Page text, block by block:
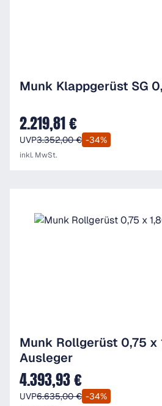
Munk Klappgerüst SG
Verkaufspreis:
2.219,81 €
UVP3.352,00 € -34%
inkl. MwSt.
Munk Rollgerüst 0,75 x
Ausleger
Verkaufspreis:
4.393,93 €
UVP6.635,00 € -34%